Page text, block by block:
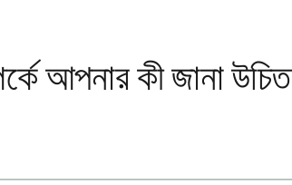
আপনার কী জানা উচিত